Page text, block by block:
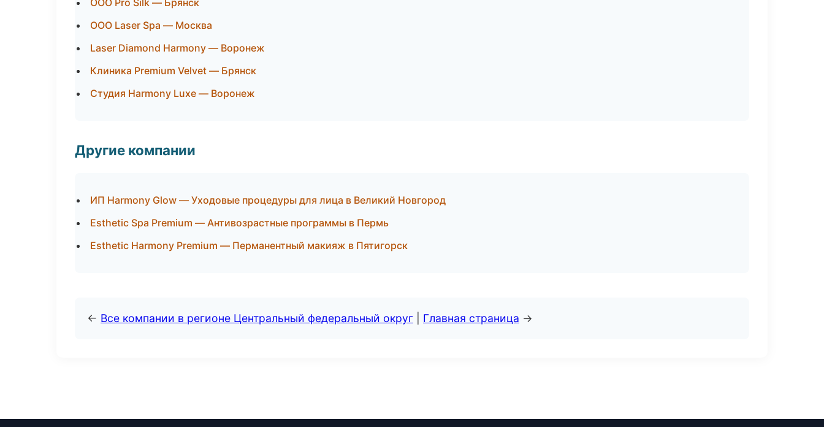
ООО Pro Silk — Брянск
ООО Laser Spa — Москва
Laser Diamond Harmony — Воронеж
Клиника Premium Velvet — Брянск
Студия Harmony Luxe — Воронеж
Другие компании
ИП Harmony Glow — Уходовые процедуры для лица в Великий Новгород
Esthetic Spa Premium — Антивозрастные программы в Пермь
Esthetic Harmony Premium — Перманентный макияж в Пятигорск
← Все компании в регионе Центральный федеральный округ Главная страница →